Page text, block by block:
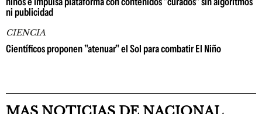
ni publicidad
CIENCIA
Científicos proponen "atenuar" el Sol para combatir El Niño